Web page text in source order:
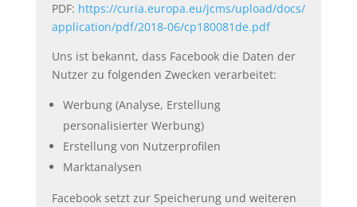
PDF: https://curia.europa.eu/jcms/upload/docs/
application/pdf/2018-06/cp180081de.pdf
Uns ist bekannt, dass Facebook die Daten der
Nutzer zu folgenden Zwecken verarbeitet:
Werbung (Analyse, Erstellung
personalisierter Werbung)
Erstellung von Nutzerprofilen
Marktanalysen
Facebook setzt zur Speicherung und weiteren